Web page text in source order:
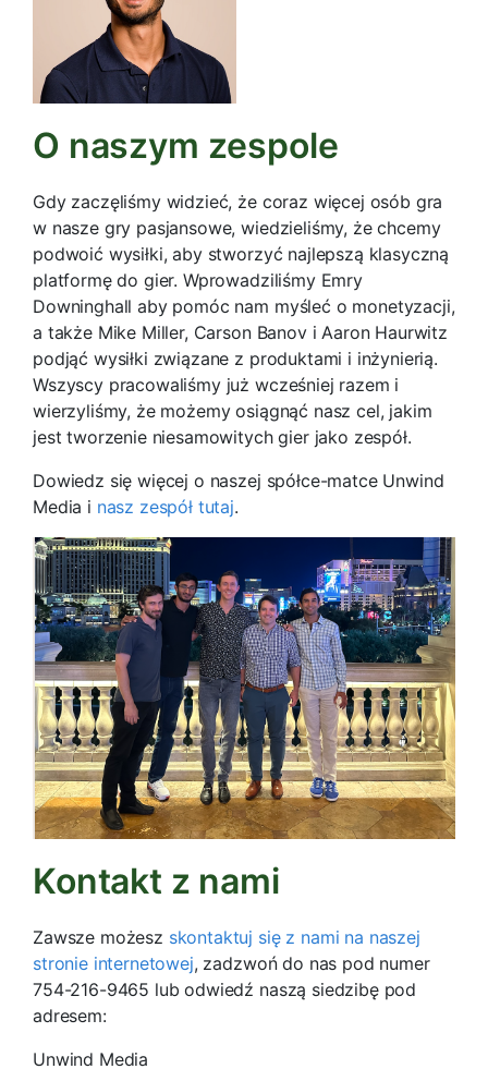
O naszym zespole
Gdy zaczęliśmy widzieć, że coraz więcej osób gra
w nasze gry pasjansowe, wiedzieliśmy, że chcemy
podwoić wysiłki, aby stworzyć najlepszą klasyczną
platformę do gier. Wprowadziliśmy Emry
Downinghall aby pomóc nam myśleć o monetyzacji,
a także Mike Miller, Carson Banov i Aaron Haurwitz
podjąć wysiłki związane z produktami i inżynierią.
Wszyscy pracowaliśmy już wcześniej razem i
wierzyliśmy, że możemy osiągnąć nasz cel, jakim
jest tworzenie niesamowitych gier jako zespół.
Dowiedz się więcej o naszej spółce-matce Unwind
Media i nasz zespół tutaj.
Kontakt z nami
Zawsze możesz skontaktuj się z nami na naszej
stronie internetowej, zadzwoń do nas pod numer
754-216-9465 lub odwiedź naszą siedzibę pod
adresem:
Unwind Media